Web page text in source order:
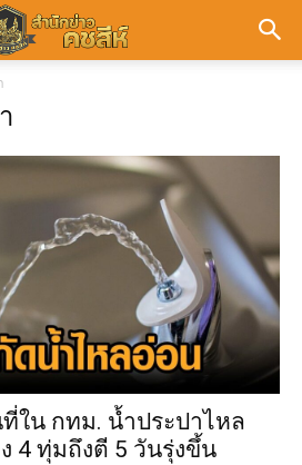
ใน กทม. น้ำประปาไหล
4 ทุ่มถึงตี 5 วันรุ่งขึ้น